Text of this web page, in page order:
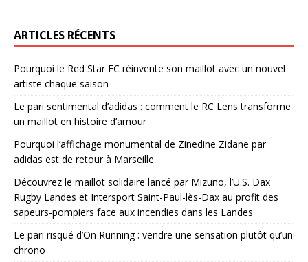
ARTICLES RÉCENTS
Pourquoi le Red Star FC réinvente son maillot avec un nouvel
artiste chaque saison
Le pari sentimental d’adidas : comment le RC Lens transforme
un maillot en histoire d’amour
Pourquoi l’affichage monumental de Zinedine Zidane par
adidas est de retour à Marseille
Découvrez le maillot solidaire lancé par Mizuno, l’U.S. Dax
Rugby Landes et Intersport Saint-Paul-lès-Dax au profit des
sapeurs-pompiers face aux incendies dans les Landes
Le pari risqué d’On Running : vendre une sensation plutôt qu’un
chrono